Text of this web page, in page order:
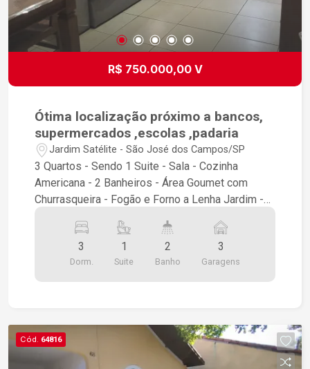
R$ 750.000,00 V
Ótima localização próximo a bancos,
supermercados ,escolas ,padaria
Jardim Satélite - São José dos Campos/SP
3 Quartos - Sendo 1 Suite - Sala - Cozinha
Americana - 2 Banheiros - Área Goumet com
Churrasqueira - Fogão e Forno a Lenha Jardim -
em geral
3
Dorm.
1
Suite
2
Banho
3
Garagens
Cód. 64816